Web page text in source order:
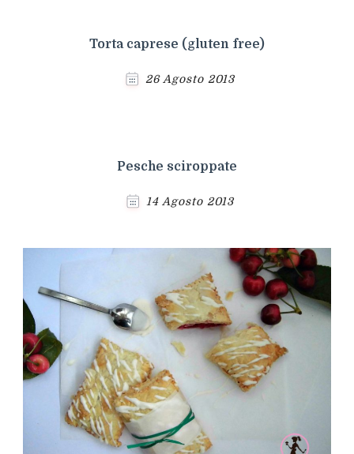
Torta caprese (gluten free)
26 Agosto 2013
Pesche sciroppate
14 Agosto 2013